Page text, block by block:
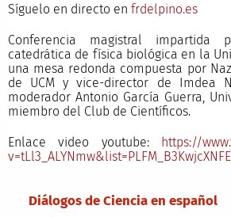
Main menu
Diálogos de Ciencia en español
Síguelo en directo en frdelpino.es
Conferencia magistral impartida
catedrática de física biológica en la
una mesa redonda compuesta por
de UCM y vice-director de Imdea
moderador Antonio García Guerra,
miembro del Club de Científicos.
Enlace video youtube: https://